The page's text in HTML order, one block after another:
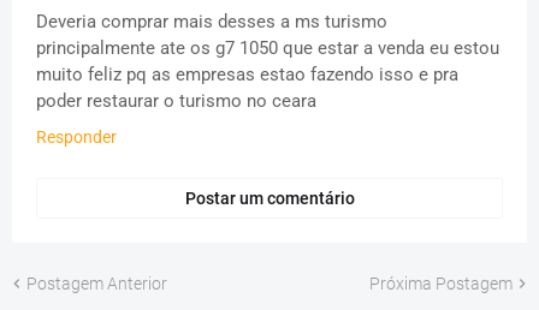
Deveria comprar mais desses a ms turismo
principalmente ate os g7 1050 que estar a venda eu estou
muito feliz pq as empresas estao fazendo isso e pra
poder restaurar o turismo no ceara
Responder
Postar um comentário
Postagem Anterior Próxima Postagem